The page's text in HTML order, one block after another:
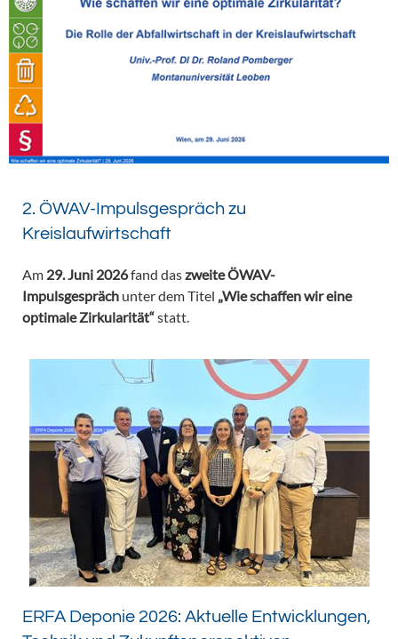
2. ÖWAV-Impulsgespräch zu
Kreislaufwirtschaft
Am 29. Juni 2026fand daszweite ÖWAV-
Impulsgespräch unter dem Titel „Wie schaffen wir eine
optimale Zirkularität“statt.
ERFA Deponie 2026: Aktuelle Entwicklungen,